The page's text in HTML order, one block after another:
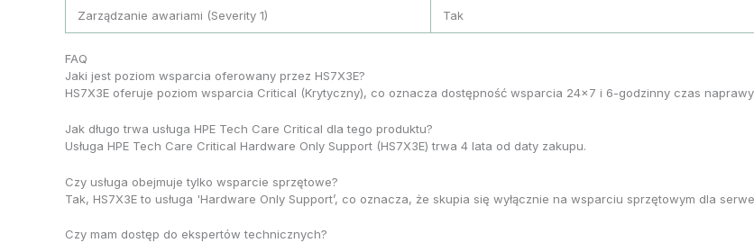
Zarządzanie awariami (Severity 1) Tak
FAQ
Jaki jest poziom wsparcia oferowany przez HS7X3E?
HS7X3E oferuje poziom wsparcia Critical (Krytyczny), co oznacza dostępność wsparcia 24×7 i 6-godzinny czas
Jak długo trwa usługa HPE Tech Care Critical dla tego produktu?
Usługa HPE Tech Care Critical Hardware Only Support (HS7X3E) trwa 4 lata od daty zakupu.
Czy usługa obejmuje tylko wsparcie sprzętowe?
Tak, HS7X3E to usługa 'Hardware Only Support’, co oznacza, że skupia się wyłącznie na wsparciu sprzętowym dla
Czy mam dostęp do ekspertów technicznych?